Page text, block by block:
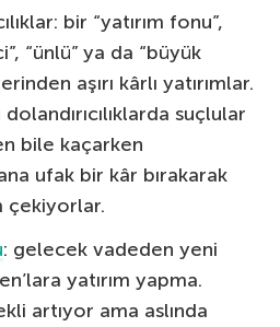
bir “yatırım fonu”,
“ünlü” ya da “büyük
aşırı kârlı yatırımlar.
suçlular
bile kaçarken
ufak bir kâr bırakarak
çekiyorlar.
: gelecek vadeden yeni
yatırım yapma.
artıyor ama aslında